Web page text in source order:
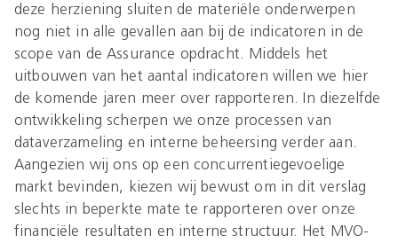
deze herziening sluiten de materiële onderwerpen
nog niet in alle gevallen aan bij de indicatoren in de
scope van de Assurance opdracht. Middels het
uitbouwen van het aantal indicatoren willen we hier
de komende jaren meer over rapporteren. In diezelfde
ontwikkeling scherpen we onze processen van
dataverzameling en interne beheersing verder aan.
Aangezien wij ons op een concurrentiegevoelige
markt bevinden, kiezen wij bewust om in dit verslag
slechts in beperkte mate te rapporteren over onze
financiële resultaten en interne structuur. Het MVO-